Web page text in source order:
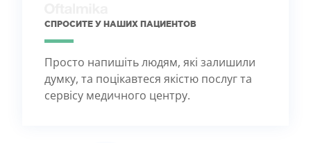
СПРОСИТЕ У НАШИХ ПАЦИЕНТОВ
Просто напишіть людям, які залишили
думку, та поцікавтеся якістю послуг та
сервісу медичного центру.